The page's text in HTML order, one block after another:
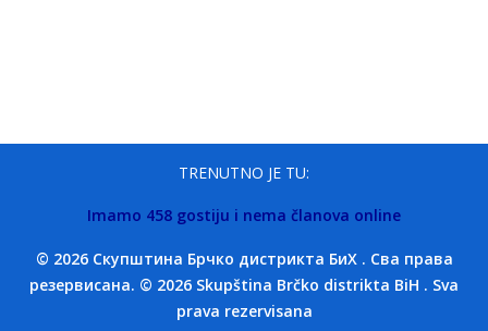
TRENUTNO JE TU:
Imamo 458 gostiju i nema članova online
© 2026 Скупштина Брчко дистрикта БиХ . Сва права
резервисана. © 2026 Skupština Brčko distrikta BiH . Sva
prava rezervisana